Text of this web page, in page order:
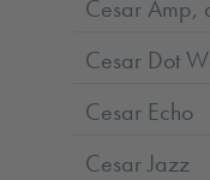
Cesar Amp,
Cesar Dot
Cesar Echo
Cesar Jazz